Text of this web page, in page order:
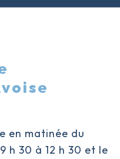
en matinée du
h 30 à 12 h 30 et le